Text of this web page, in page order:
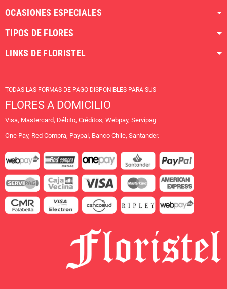
OCASIONES ESPECIALES
TIPOS DE FLORES
LINKS DE FLORISTEL
TODAS LAS FORMAS DE PAGO DISPONIBLES PARA SUS
FLORES A DOMICILIO
Visa, Mastercard, Débito, Créditos, Webpay, Servipag
One Pay, Red Compra, Paypal, Banco Chile, Santander.